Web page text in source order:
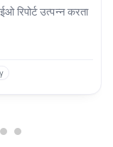
रिपोर्ट उत्पन्न करता